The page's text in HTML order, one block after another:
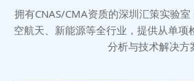
拥有CNAS/CMA资质的深圳汇策实验
空航天、新能源等全行业，提供从单项
分析与技术解决方